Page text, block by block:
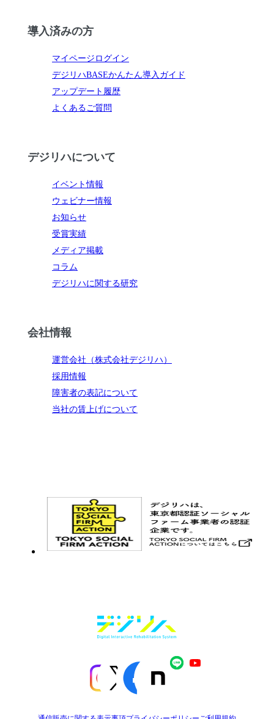
導入済みの方
マイページログイン
デジリハBASEかんたん導入ガイド
アップデート履歴
よくあるご質問
デジリハについて
イベント情報
ウェビナー情報
お知らせ
受賞実績
メディア掲載
コラム
デジリハに関する研究
会社情報
運営会社（株式会社デジリハ）
採用情報
障害者の表記について
当社の賃上げについて